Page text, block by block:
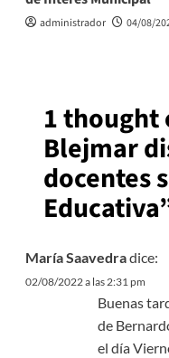
administrador 04/08/
1 thought
Blejmar
docentes
Educativa
María Saavedradice:
02/08/2022 a las 2:31 pm
Buenas
de
el día